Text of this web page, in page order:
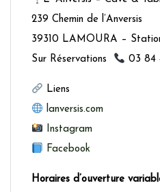
239 Chemin de l’Anversis
39310 LAMOURA –
Sur Réservations
03 84
Liens
lanversis.com
Instagram
Facebook
Horaires d’ouverture